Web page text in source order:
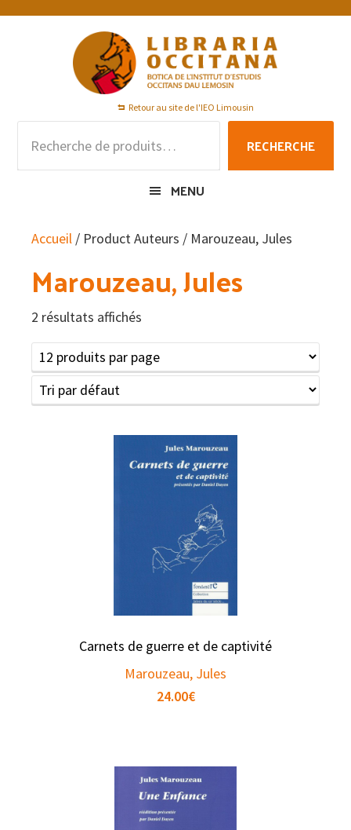
Passer
Passer
Passer
Retour au site de l'IEO Limousin
pour :
RECHERCHE
MENU
Accueil / Product Auteurs / Marouzeau, Jules
Marouzeau, Jules
2 résultats affichés
Carnets de guerre et de captivité
Marouzeau, Jules
24.00€